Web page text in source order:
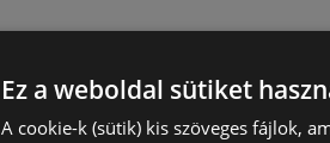
Ez a weboldal sütiket
A cookie-k (sütik) kis szöveges fájlok,